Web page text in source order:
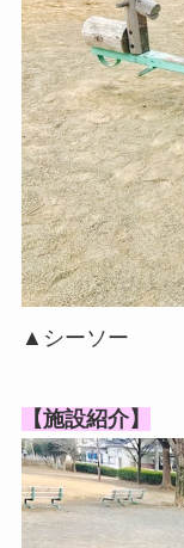
▲シーソー
【施設紹介】